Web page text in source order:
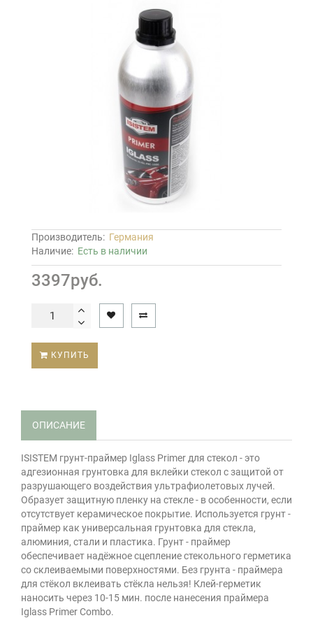
Производитель: Германия
Наличие: Есть в наличии
3397руб.
КУПИТЬ
ОПИСАНИЕ
ISISTEM грунт-праймер Iglass Primer для стекол - это
адгезионная грунтовка для вклейки стекол с защитой от
разрушающего воздействия ультрафиолетовых лучей.
Образует защитную пленку на стекле - в особенности, если
отсутствует керамическое покрытие. Используется грунт -
праймер как универсальная грунтовка для стекла,
алюминия, стали и пластика. Грунт - праймер
обеспечивает надёжное сцепление стекольного герметика
со склеиваемыми поверхностями. Без грунта - праймера
для стёкол вклеивать стёкла нельзя! Клей-герметик
наносить через 10-15 мин. после нанесения праймера
Iglass Primer Combo.